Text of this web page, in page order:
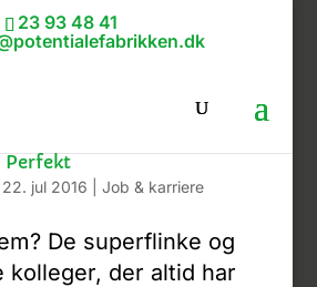
23 93 48 41
Perfekt
22. jul 2016 Job & karriere
De superflinke og
der altid har